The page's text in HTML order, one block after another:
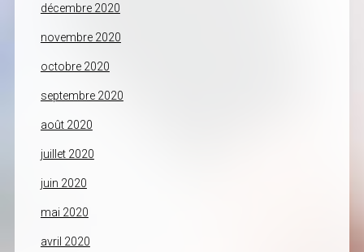
décembre 2020
novembre 2020
octobre 2020
septembre 2020
août 2020
juillet 2020
juin 2020
mai 2020
avril 2020